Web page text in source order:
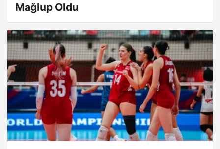
Mağlup Oldu